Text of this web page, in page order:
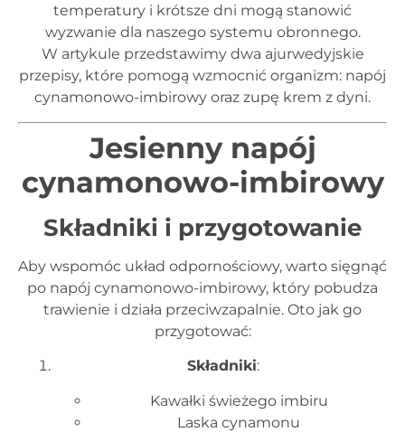
temperatury i krótsze dni mogą stanowić
wyzwanie dla naszego systemu obronnego.
W artykule przedstawimy dwa ajurwedyjskie
przepisy, które pomogą wzmocnić organizm: napój
cynamonowo-imbirowy oraz zupę krem z dyni.
Jesienny napój
cynamonowo-imbirowy
Składniki i przygotowanie
Aby wspomóc układ odpornościowy, warto sięgnąć
po napój cynamonowo-imbirowy, który pobudza
trawienie i działa przeciwzapalnie. Oto jak go
przygotować:
Składniki:
Kawałki świeżego imbiru
Laska cynamonu